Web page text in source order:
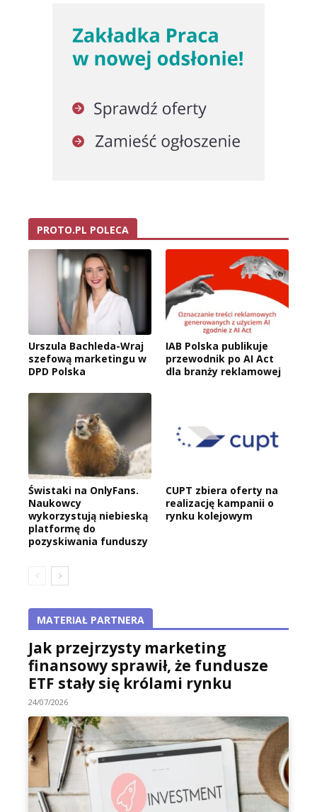
PROTO.PL POLECA
Urszula Bachleda-Wraj
szefową marketingu w
DPD Polska
IAB Polska publikuje
przewodnik po AI Act
dla branży reklamowej
Świstaki na OnlyFans.
Naukowcy
wykorzystują niebieską
platformę do
pozyskiwania funduszy
CUPT zbiera oferty na
realizację kampanii o
rynku kolejowym
MATERIAŁ PARTNERA
Jak przejrzysty marketing
finansowy sprawił, że fundusze
ETF stały się królami rynku
24/07/2026